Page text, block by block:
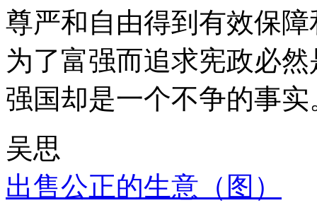
尊严和自由得到有效保
为了富强而追求宪政必
强国却是一个不争的事实
吴思
出售公正的生意（图）